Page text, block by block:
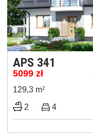
APS 341
5099 zł
129,3 m2
2 4